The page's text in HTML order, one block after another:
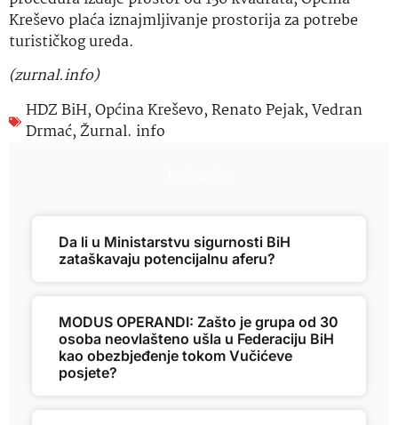
Kreševo plaća iznajmljivanje prostorija za potrebe
turističkog ureda.
(zurnal.info)
HDZ BiH,Općina Kreševo,Renato Pejak,Vedran
Drmać,Žurnal. info
Da li u Ministarstvu sigurnosti BiH
zataškavaju potencijalnu aferu?
MODUS OPERANDI: Zašto je grupa od 30
osoba neovlašteno ušla u Federaciju BiH
kao obezbjeđenje tokom Vučićeve
posjete?